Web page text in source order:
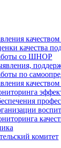
качеством
качества
со ШНОР
по
качеством
комитет